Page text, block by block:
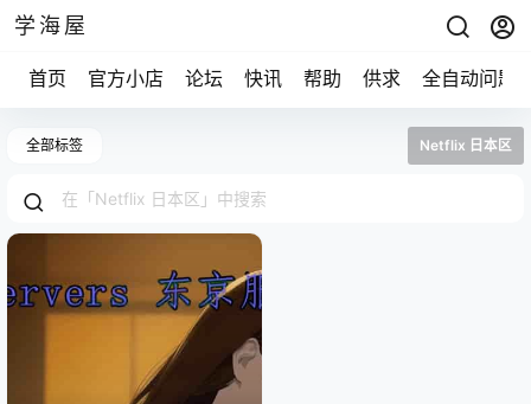
学海屋
首页 官方小店 论坛 快讯 帮助 供求 全自动问题
全部标签 Netflix 日本区